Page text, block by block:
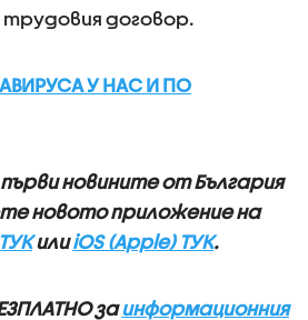
договор.
У НАС И ПО
новините от България
новото приложение на
илиiOS (Apple) ТУК.
заинформационния